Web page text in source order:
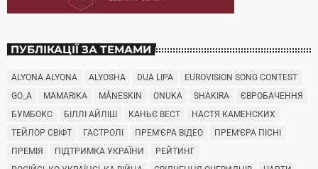
ПУБЛІКАЦІЇ ЗА ТЕМАМИ
ALYONA ALYONA ALYOSHA DUA LIPA
EUROVISION SONG CONTEST
GO_A
MAMARIKA MÅNESKIN ONUKA SHAKIRA
ЄВРОБАЧЕННЯ
БУМБОКС
БІЛЛІ АЙЛІШ КАНЬЄ ВЕСТ
НАСТЯ КАМЕНСКИХ
ТЕЙЛОР СВІФТ
ГАСТРОЛІ ПРЕМ'ЄРА ВІДЕО
ПРЕМ'ЄРА ПІСНІ
ПРЕМІЯ
ПІДТРИМКА УКРАЇНИ
РЕЙТИНГ